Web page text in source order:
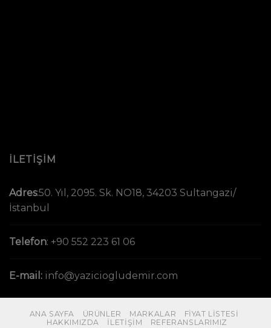
İLETİŞİM
Adres:50. Yıl, 2095. Sk. NO18, 34203 Sultangazi/
İstanbul
Telefon: +90 552 223 61 06
E-mail: info@yaziciogludemir.com
ANA SAYFA ÜRÜNLER MARKALAR
FIYAT LISTESI
HAKKIMIZDA
İLETIŞIM REFERANSLARIMIZ